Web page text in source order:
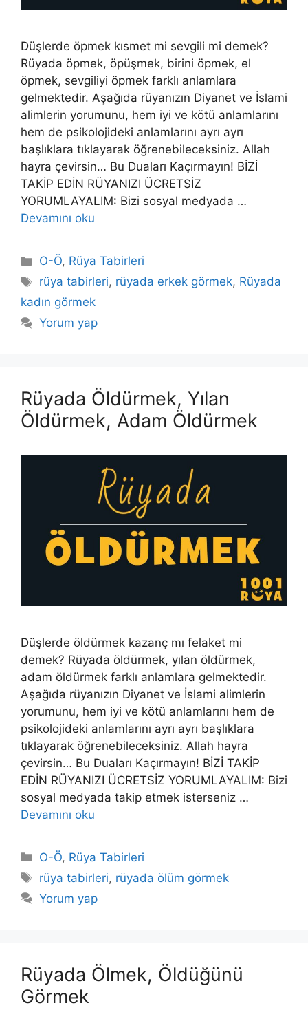
Düşlerde öpmek kısmet mi sevgili mi demek?
Rüyada öpmek, öpüşmek, birini öpmek, el
öpmek, sevgiliyi öpmek farklı anlamlara
gelmektedir. Aşağıda rüyanızın Diyanet ve İslami
alimlerin yorumunu, hem iyi ve kötü anlamlarını
hem de psikolojideki anlamlarını ayrı ayrı
başlıklara tıklayarak öğrenebileceksiniz. Allah
hayra çevirsin… Bu Duaları Kaçırmayın! BİZİ
TAKİP EDİN RÜYANIZI ÜCRETSİZ
YORUMLAYALIM: Bizi sosyal medyada …
Devamını oku
Kategoriler
O-Ö, Rüya Tabirleri
Etiketler
rüya tabirleri, rüyada erkek görmek, Rüyada
kadın görmek
Yorum yap
Rüyada Öldürmek, Yılan
Öldürmek, Adam Öldürmek
Düşlerde öldürmek kazanç mı felaket mi
demek? Rüyada öldürmek, yılan öldürmek,
adam öldürmek farklı anlamlara gelmektedir.
Aşağıda rüyanızın Diyanet ve İslami alimlerin
yorumunu, hem iyi ve kötü anlamlarını hem de
psikolojideki anlamlarını ayrı ayrı başlıklara
tıklayarak öğrenebileceksiniz. Allah hayra
çevirsin… Bu Duaları Kaçırmayın! BİZİ TAKİP
EDİN RÜYANIZI ÜCRETSİZ YORUMLAYALIM: Bizi
sosyal medyada takip etmek isterseniz …
Devamını oku
Kategoriler
O-Ö, Rüya Tabirleri
Etiketler
rüya tabirleri, rüyada ölüm görmek
Yorum yap
Rüyada Ölmek, Öldüğünü
Görmek